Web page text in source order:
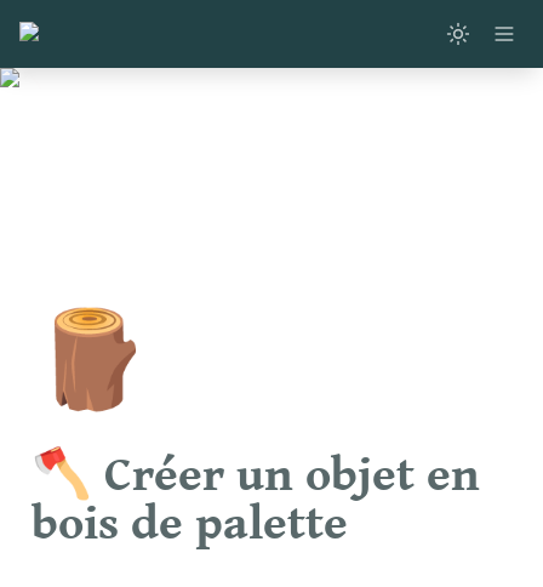
🪵
🪓 Créer un objet en
bois de palette